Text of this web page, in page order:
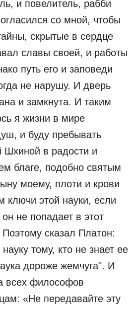
и повелитель, рабби
со мной, чтобы
скрытые в сердце
славы своей, и работы
путь его и заповеди
не нарушу. И дверь
и замкнута. И таким
я жизни в мире
и буду пребывать
Шхиной в радости и
благе, подобно святым
моему, плоти и крови
ключи этой науки, если
не попадает в этот
Поэтому сказал Платон:
тому, кто не знает ее
дороже жемчуга". И
всех философов
«Не передавайте эту